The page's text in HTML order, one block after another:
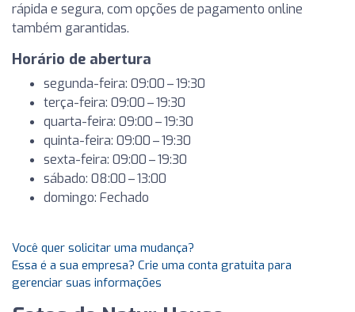
rápida e segura, com opções de pagamento online
também garantidas.
Horário de abertura
segunda-feira: 09:00 – 19:30
terça-feira: 09:00 – 19:30
quarta-feira: 09:00 – 19:30
quinta-feira: 09:00 – 19:30
sexta-feira: 09:00 – 19:30
sábado: 08:00 – 13:00
domingo: Fechado
Você quer solicitar uma mudança?
Essa é a sua empresa? Crie uma conta gratuita para
gerenciar suas informações